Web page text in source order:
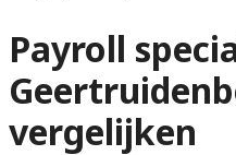
Payroll
vergelijken